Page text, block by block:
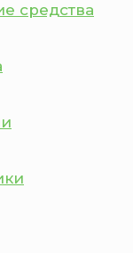
средства